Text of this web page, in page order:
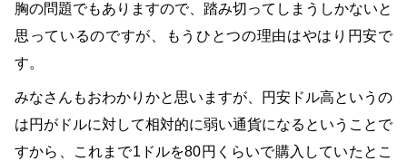
胸の問題でもありますので、踏み切ってしまうしかないと
思っているのですが、もうひとつの理由はやはり円安で
す。
みなさんもおわかりかと思いますが、円安ドル高というの
は円がドルに対して相対的に弱い通貨になるということで
すから、これまで1ドルを80円くらいで購入していたとこ